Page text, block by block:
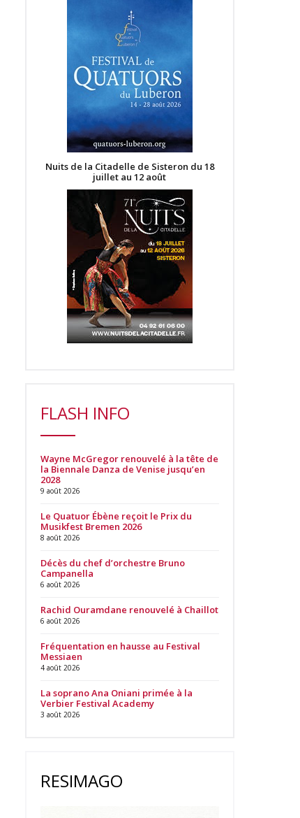
Nuits de la Citadelle de Sisteron du 18
juillet au 12 août
FLASH INFO
Wayne McGregor renouvelé à la tête de
la Biennale Danza de Venise jusqu’en
2028
9 août 2026
Le Quatuor Ébène reçoit le Prix du
Musikfest Bremen 2026
8 août 2026
Décès du chef d’orchestre Bruno
Campanella
6 août 2026
Rachid Ouramdane renouvelé à Chaillot
6 août 2026
Fréquentation en hausse au Festival
Messiaen
4 août 2026
La soprano Ana Oniani primée à la
Verbier Festival Academy
3 août 2026
RESIMAGO